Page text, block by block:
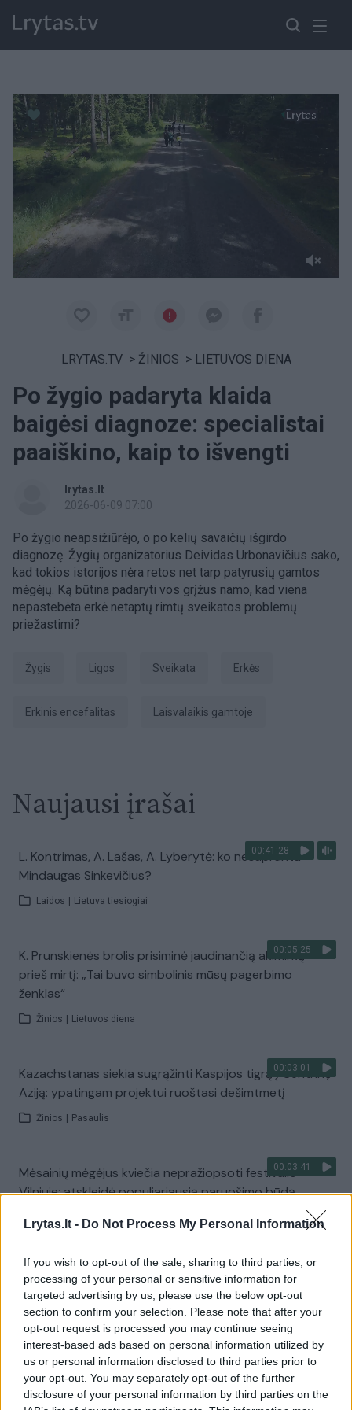
Lrytas.lt - Do Not Process My Personal Information
If you wish to opt-out of the sale, sharing to third parties, or
processing of your personal or sensitive information for
targeted advertising by us, please use the below opt-out
section to confirm your selection. Please note that after your
opt-out request is processed you may continue seeing
interest-based ads based on personal information utilized by
us or personal information disclosed to third parties prior to
your opt-out. You may separately opt-out of the further
disclosure of your personal information by third parties on the
Paremkite Ukrainą
LRYTAS.TV > ŽINIOS > LIETUVOS DIENA
Po žygio padaryta klaida
baigėsi diagnoze: specialistai
paaiškino, kaip to išvengti
lrytas.lt
2026-06-09 07:00
Po žygio neapsižiūrėjo, o po kelių savaičių išgirdo
diagnozę. Žygių organizatorius Deividas Urbonavičius sako,
kad tokios istorijos nėra retos net tarp patyrusių gamtos
mėgėjų. Ką būtina padaryti vos grįžus namo, kad viena
nepastebėta erkė netaptų rimtų sveikatos problemų
priežastimi?
žygis ligos Sveikata erkės
erkinis encefalitas Laisvalaikis gamtoje
Naujausi įrašai
00:41:28
L. Kontrimas, A. Lašas, A. Lyberytė: ko nesupranta
Mindaugas Sinkevičius?
Laidos Lietuva tiesiogiai
00:05:25
K. Prunskienės brolis prisiminė jaudinančią akimirką
prieš mirtį: „Tai buvo simbolinis mūsų pagerbimo
ženklas“
Žinios Lietuvos diena
00:03:01
Kazachstanas siekia sugrąžinti Kaspijos tigrą į Centrinę
Aziją: ypatingam projektui ruoštasi dešimtmetį
Žinios Pasaulis
00:03:41
Mėsainių mėgėjus kviečia nepražiopsoti festivalio
Vilniuje: atskleidė populiariausią paruošimo būdą
Žinios | Lietuvos diena
Visi įrašai
Žiūrimiausi įrašai
00:00:49
Pateikė daugiau detalių apie iš tėvų paimtus šešis